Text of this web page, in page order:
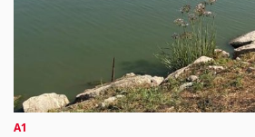
A1